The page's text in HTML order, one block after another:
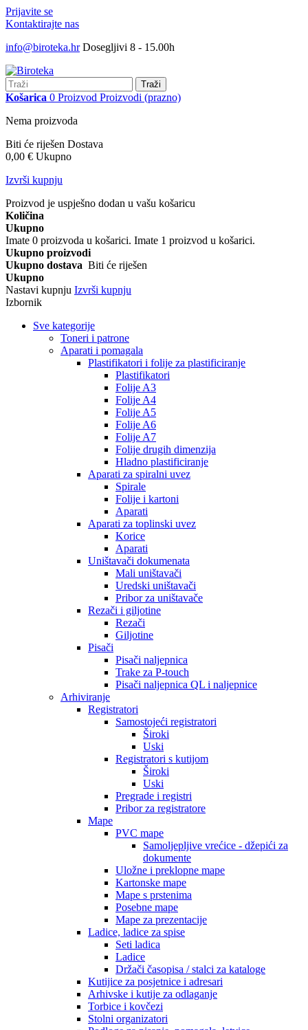
Prijavite se
Kontaktirajte nas
info@biroteka.hr Dosegljivi 8 - 15.00h
Traži
Košarica 0 Proizvod Proizvodi (prazno)
Nema proizvoda
Biti će riješen Dostava
0,00 € Ukupno
Izvrši kupnju
Proizvod je uspješno dodan u vašu košaricu
Količina
Ukupno
Imate 0 proizvoda u košarici. Imate 1 proizvod u košarici.
Ukupno proizvodi
Ukupno dostava Biti će riješen
Ukupno
Nastavi kupnju Izvrši kupnju
Izbornik
Sve kategorije
Toneri i patrone
Aparati i pomagala
Plastifikatori i folije za plastificiranje
Plastifikatori
Folije A3
Folije A4
Folije A5
Folije A6
Folije A7
Folije drugih dimenzija
Hladno plastificiranje
Aparati za spiralni uvez
Spirale
Folije i kartoni
Aparati
Aparati za toplinski uvez
Korice
Aparati
Uništavači dokumenata
Mali uništavači
Uredski uništavači
Pribor za uništavače
Rezači i giljotine
Rezači
Giljotine
Pisači
Pisači naljepnica
Trake za P-touch
Pisači naljepnica QL i naljepnice
Arhiviranje
Registratori
Samostojeći registratori
Široki
Uski
Registratori s kutijom
Široki
Uski
Pregrade i registri
Pribor za registratore
Mape
PVC mape
Samoljepljive vrećice - džepići za
dokumente
Uložne i preklopne mape
Kartonske mape
Mape s prstenima
Posebne mape
Mape za prezentacije
Ladice, ladice za spise
Seti ladica
Ladice
Držači časopisa / stalci za kataloge
Kutijice za posjetnice i adresari
Arhivske i kutije za odlaganje
Torbice i kovčezi
Stolni organizatori